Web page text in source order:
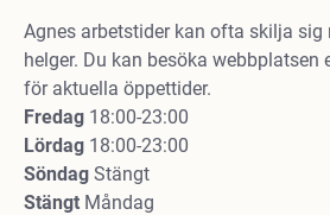
Agnes arbetstider kan ofta skilja sig
helger. Du kan besöka webbplatsen
för aktuella öppettider.
Fredag 18:00-23:00
Lördag 18:00-23:00
Söndag Stängt
Stängt Måndag